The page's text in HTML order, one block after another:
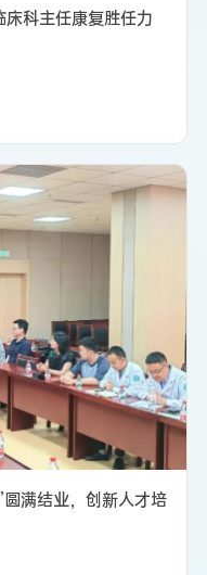
科主任康复胜任力
满结业，创新人才培